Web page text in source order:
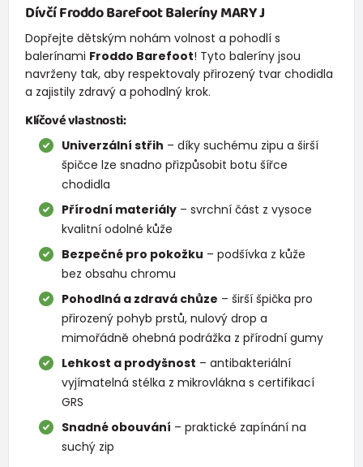
Dívčí Froddo Barefoot Baleríny MARY J
Dopřejte dětským nohám volnost a pohodlí s
balerínami Froddo Barefoot! Tyto baleríny jsou
navrženy tak, aby respektovaly přirozený tvar chodidla
a zajistily zdravý a pohodlný krok.
Klíčové vlastnosti:
Univerzální střih – díky suchému zipu a širší
špičce lze snadno přizpůsobit botu šířce
chodidla
Přírodní materiály – svrchní část z vysoce
kvalitní odolné kůže
Bezpečné pro pokožku – podšívka z kůže
bez obsahu chromu
Pohodlná a zdravá chůze – širší špička pro
přirozený pohyb prstů, nulový drop a
mimořádně ohebná podrážka z přírodní gumy
Lehkost a prodyšnost – antibakteriální
vyjímatelná stélka z mikrovlákna s certifikací
GRS
Snadné obouvání – praktické zapínání na
suchý zip